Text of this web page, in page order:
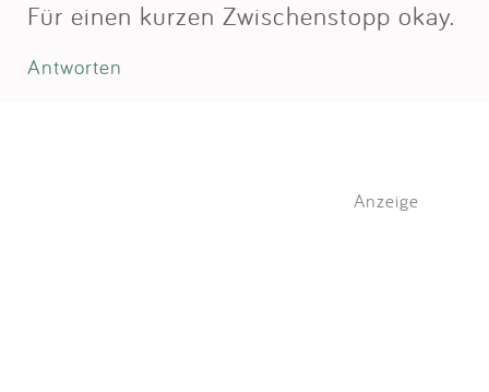
Für einen kurzen Zwischenstopp okay.
Antworten
Anzeige